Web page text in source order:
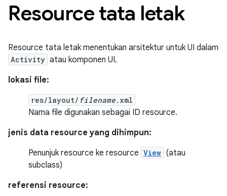
Resource tata letak
Resource tata letak menentukan arsitektur untuk UI dalam
Activity atau komponen UI.
lokasi file:
res/layout/ filename.xml
Nama file digunakan sebagai ID resource.
jenis data resource yang dihimpun:
Penunjuk resource ke resource View (atau
subclass)
referensi resource: